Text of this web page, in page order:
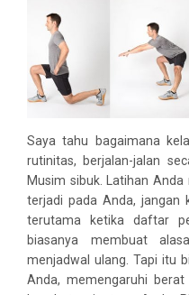
Saya tahu bagaimana
rutinitas, berjalan-jalan
Musim sibuk. Latihan
terjadi pada Anda, jangan
terutama ketika daftar
biasanya membuat
menjadwal ulang. Tapi itu
Anda, memengaruhi